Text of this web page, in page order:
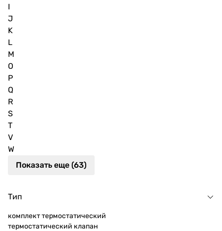
I
J
K
L
M
O
P
Q
R
S
T
V
W
Показать еще (63)
Тип
комплект термостатический
термостатический клапан